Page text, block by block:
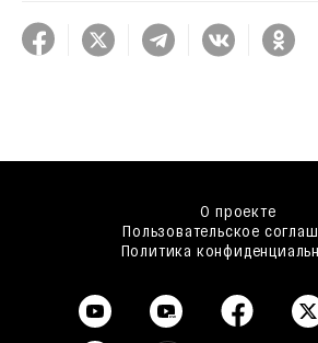
О проекте
Пользовательское
Политика